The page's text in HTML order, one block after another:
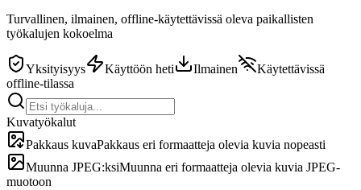
Pikahaku työkaluihin
Turvallinen, ilmainen, offline-käytettävissä oleva paikallisten
työkalujen kokoelma
Yksityisyys Käyttöön heti Ilmainen
Käytettävissä
offline-tilassa
Kuvatyökalut
Pakkaus kuvaPakkaus eri formaatteja olevia kuvia nopeasti
Muunna JPEG:ksiMuunna eri formaatteja olevia kuvia JPEG-
muotoon